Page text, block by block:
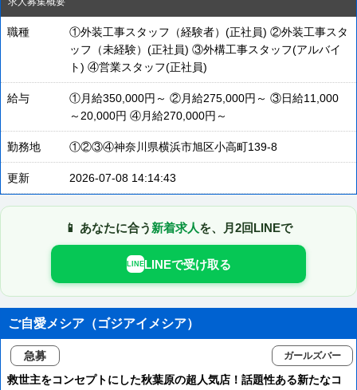
職種
①外装工事スタッフ（経験者）(正社員) ②外装工事スタ
ッフ（未経験）(正社員) ③外構工事スタッフ(アルバイ
ト) ④営業スタッフ(正社員)
給与
①月給350,000円～ ②月給275,000円～ ③日給11,000
～20,000円 ④月給270,000円～
勤務地 ①②③④神奈川県横浜市旭区小高町139-8
更新 2026-07-08 14:14:43
📱 あなたに合う 新着求人を、月2回LINEで
LINELINEで受け取る
ご自愛メシア（ゴジアイメシア）
急募 ガールズバー
救世主をコンセプトにした秋葉原の超人気店！話題性ある新たなコ